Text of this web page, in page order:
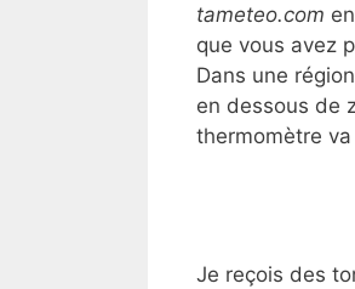
tameteo.com
que vous avez
Dans une
en dessous de
thermomètre
Je reçois des